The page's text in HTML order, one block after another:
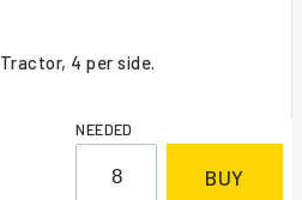
Tractor, 4 per side.
NEEDED
BUY